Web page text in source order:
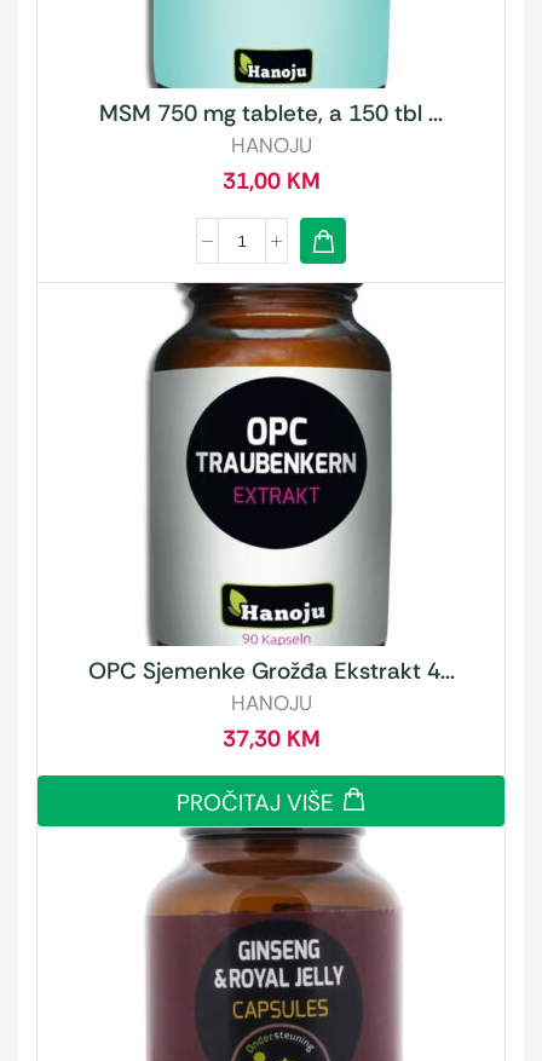
MSM 750 mg tablete, a 150 tbl ...
HANOJU
31,00 KM
OPC Sjemenke Grožđa Ekstrakt 4...
HANOJU
37,30 KM
PROČITAJ VIŠE